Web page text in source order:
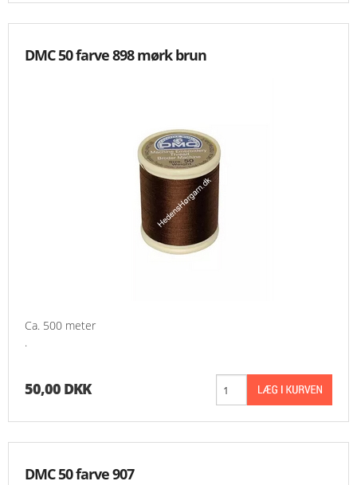
DMC 50 farve 898 mørk brun
Ca. 500 meter
.
50,00 DKK
DMC 50 farve 907